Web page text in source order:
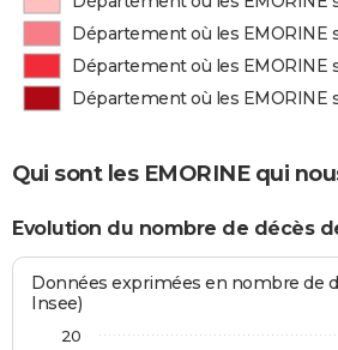
Département où les EMORINE
Département où les
Département où les
Qui sont les EMORINE qui
Evolution du nombre de décès
Données exprimées en nombre de
Insee)
20